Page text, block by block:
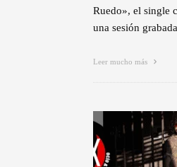
Ruedo», el single
una sesión
Leer mucho más